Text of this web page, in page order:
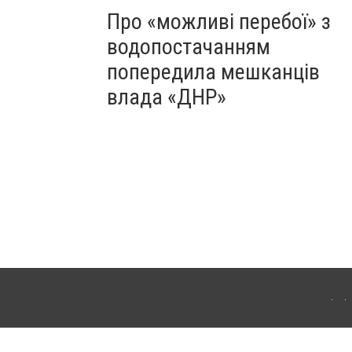
Про «можливі перебої» з
водопостачанням
попередила мешканців
влада «ДНР»